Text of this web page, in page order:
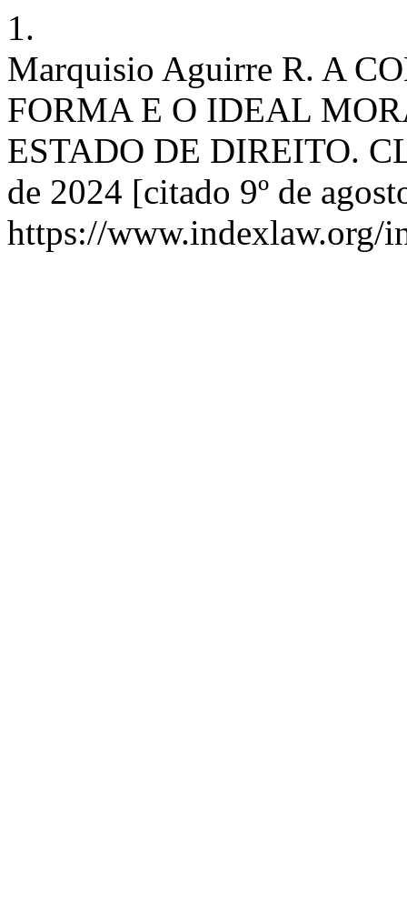
1.
Marquisio Aguirre R. A
FORMA E O IDEAL
ESTADO DE DIREITO.
de 2024 [citado 9º de
https://www.indexlaw.org/